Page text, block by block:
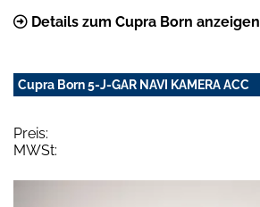
Details zum Cupra Born anzeigen
Cupra Born 5-J-GAR NAVI KAMERA ACC
Preis:
MWSt: